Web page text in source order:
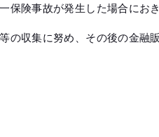
保険事故が発生した場合にお
の収集に努め、その後の金融